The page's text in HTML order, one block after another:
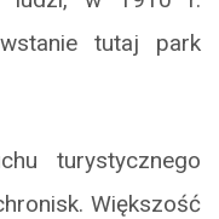
tutaj park
turystycznego
Większość